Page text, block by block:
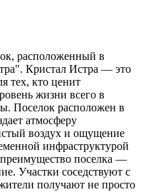
расположенный в
Кристал Истра — это
тех, кто ценит
жизни всего в
Поселок расположен в
атмосферу
воздух и ощущение
инфраструктурой
поселка —
Участки соседствуют с
получают не просто